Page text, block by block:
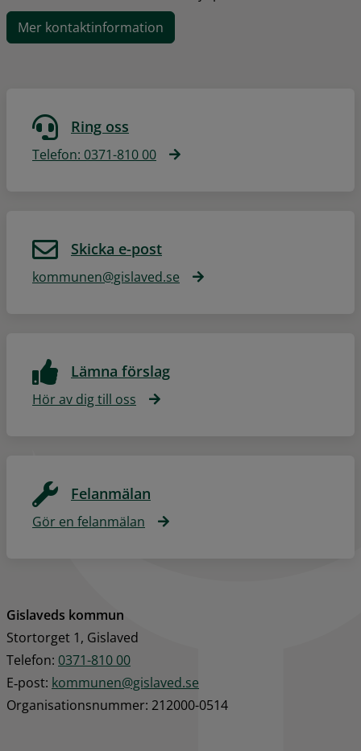
Mer kontaktinformation
Ring oss
Telefon: 0371-810 00
Skicka e-post
kommunen@gislaved.se
Lämna förslag
Hör av dig till oss
Felanmälan
Gör en felanmälan
Gislaveds kommun
Stortorget 1, Gislaved
Telefon: 0371-810 00
E‑post: kommunen@gislaved.se
Organisationsnummer: 212000-0514